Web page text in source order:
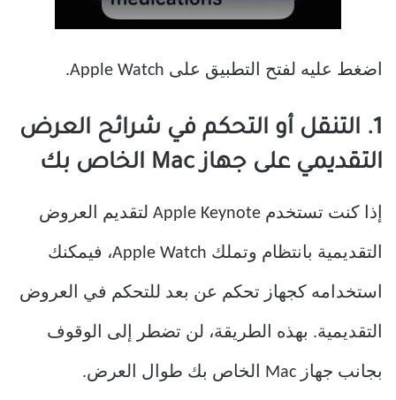
اضغط عليه لفتح التطبيق على Apple Watch.
1. التنقل أو التحكم في شرائح العرض
التقديمي على جهاز Mac الخاص بك
إذا كنت تستخدم Apple Keynote لتقديم العروض
التقديمية بانتظام وتملك Apple Watch، فيمكنك
استخدامه كجهاز تحكم عن بعد للتحكم في العروض
التقديمية. بهذه الطريقة، لن تضطر إلى الوقوف
بجانب جهاز Mac الخاص بك طوال العرض.